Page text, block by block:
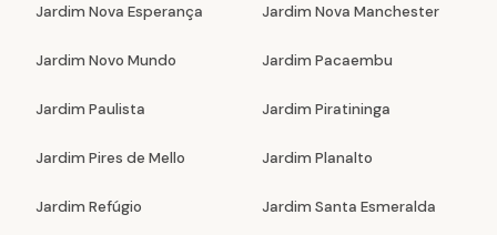
Jardim Nova Esperança Jardim Nova Manchester
Jardim Novo Mundo Jardim Pacaembu
Jardim Paulista Jardim Piratininga
Jardim Pires de Mello Jardim Planalto
Jardim Refúgio Jardim Santa Esmeralda